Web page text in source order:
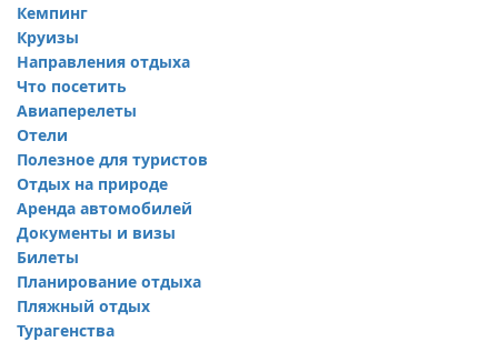
Кемпинг
Круизы
Направления отдыха
Что посетить
Авиаперелеты
Отели
Полезное для туристов
Отдых на природе
Аренда автомобилей
Документы и визы
Билеты
Планирование отдыха
Пляжный отдых
Турагенства